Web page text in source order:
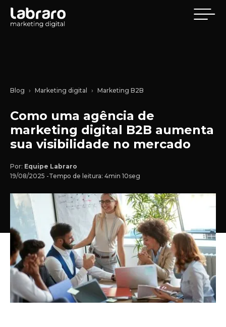
Blog Marketing digital Marketing B2B
Como uma agência de
marketing digital B2B aumenta
sua visibilidade no mercado
Por: Equipe Labraro
19/08/2025 -Tempo de leitura: 4min 10seg